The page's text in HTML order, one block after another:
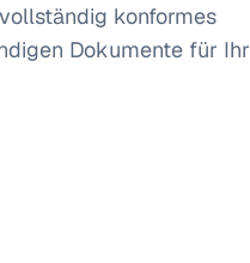
konformes
Dokumente für Ihr